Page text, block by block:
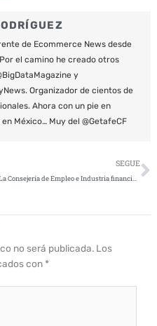
de Ecommerce News desde
el camino he creado otros
y
Organizador de cientos de
Ahora con un pie en
México… Muy del @GetafeCF
SEGUE
La Consejería de Empleo e Industria financiará proyectos de ciberseguridad empresarial
no será publicada. Los
con *